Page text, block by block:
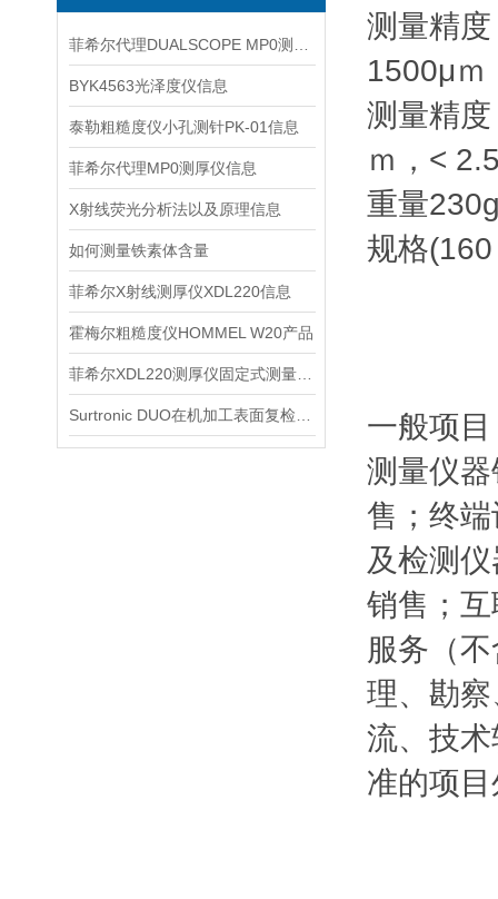
BYK4563光泽度仪信息
泰勒粗糙度仪小孔测针PK-01信息
菲希尔代理MP0测厚仪信息
X射线荧光分析法以及原理信息
如何测量铁素体含量
菲希尔X射线测厚仪XDL220信息
霍梅尔粗糙度仪HOMMEL W20产品
测量精
1500μｍ
测量精
ｍ，<
重量
规格
一般项
测量仪
售；终
及检测
销售；
服务（
理、勘
流、技
准的项